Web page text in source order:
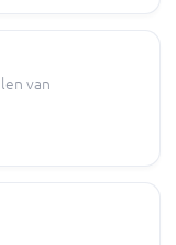
van